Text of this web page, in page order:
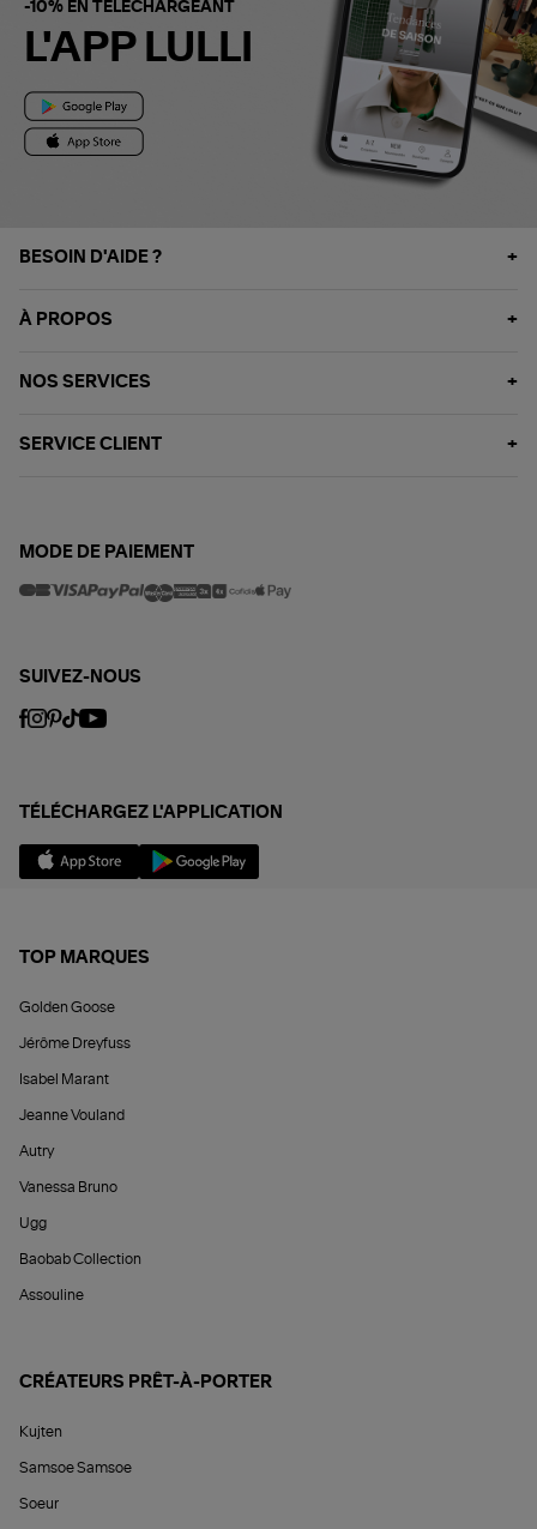
-10% EN TÉLÉCHARGEANT
L'APP LULLI
BESOIN D'AIDE ?
À PROPOS
NOS SERVICES
SERVICE CLIENT
MODE DE PAIEMENT
SUIVEZ-NOUS
TÉLÉCHARGEZ L'APPLICATION
TOP MARQUES
Golden Goose
Jérôme Dreyfuss
Isabel Marant
Jeanne Vouland
Autry
Vanessa Bruno
Ugg
Baobab Collection
Assouline
CRÉATEURS PRÊT-À-PORTER
Kujten
Samsoe Samsoe
Soeur